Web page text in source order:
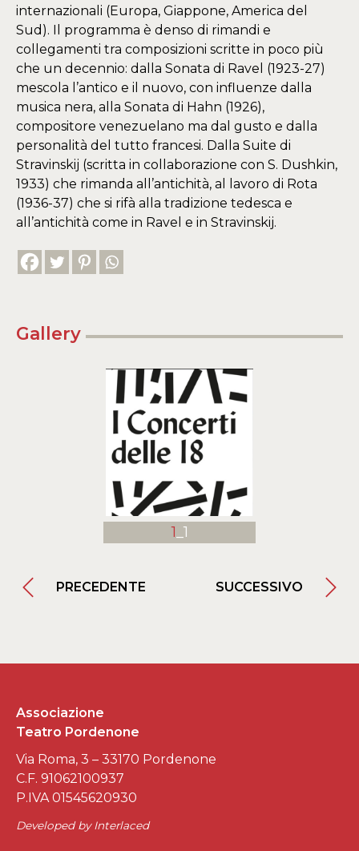
internazionali (Europa, Giappone, America del
Sud). Il programma è denso di rimandi e
collegamenti tra composizioni scritte in poco più
che un decennio: dalla Sonata di Ravel (1923-27)
mescola l’antico e il nuovo, con influenze dalla
musica nera, alla Sonata di Hahn (1926),
compositore venezuelano ma dal gusto e dalla
personalità del tutto francesi. Dalla Suite di
Stravinskij (scritta in collaborazione con S. Dushkin,
1933) che rimanda all’antichità, al lavoro di Rota
(1936-37) che si rifà alla tradizione tedesca e
all’antichità come in Ravel e in Stravinskij.
Gallery
1 _1
PRECEDENTE SUCCESSIVO
Associazione
Teatro Pordenone
Via Roma, 3 – 33170 Pordenone
C.F. 91062100937
P.IVA 01545620930
Developed by Interlaced